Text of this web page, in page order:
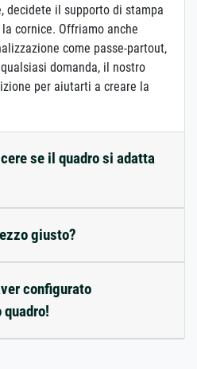
decidete il supporto di stampa
cornice. Offriamo anche
come passe-partout,
domanda, il nostro
per aiutarti a creare la
se il quadro si adatta
giusto?
configurato